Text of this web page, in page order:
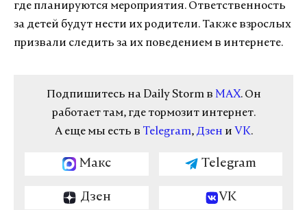
где планируются мероприятия. Ответственность
за детей будут нести их родители. Также взрослых
призвали следить за их поведением в интернете.
Подпишитесь на Daily Storm в MAX. Он
работает там, где тормозит интернет.
А еще мы есть в Telegram, Дзен и VK.
Макс Telegram
Дзен VK